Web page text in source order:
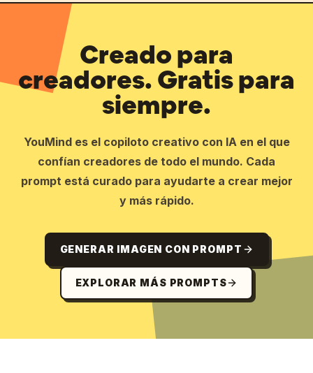
Creado para
creadores. Gratis para
siempre.
YouMind es el copiloto creativo con IA en el que
confían creadores de todo el mundo. Cada
prompt está curado para ayudarte a crear mejor
y más rápido.
GENERAR IMAGEN CON PROMPT
EXPLORAR MÁS PROMPTS